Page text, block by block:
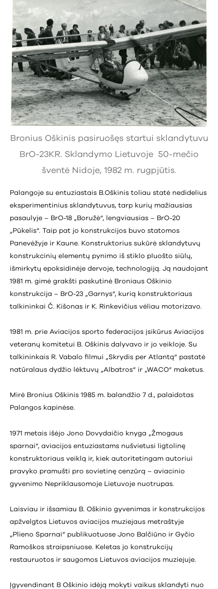
Bronius Oškinis pasiruošęs startui sklandytuvu
BrO-23KR. Sklandymo Lietuvoje 50-mečio
šventė Nidoje, 1982 m. rugpjūtis.
Palangoje su entuziastais B.Oškinis toliau statė nedidelius
eksperimentinius sklandytuvus, tarp kurių mažiausias
pasaulyje – BrO-18 „Boružė“, lengviausias – BrO-20
„Pūkelis“. Taip pat jo konstrukcijos buvo statomos
Panevėžyje ir Kaune. Konstruktorius sukūrė sklandytuvų
konstrukcinių elementų pynimo iš stiklo pluošto siūlų,
išmirkytų epoksidinėje dervoje, technologiją. Ją naudojant
1981 m. gimė grakšti paskutinė Broniaus Oškinio
konstrukcija – BrO-23 „Garnys“, kurią konstruktoriaus
talkininkai Č. Kišonas ir K. Rinkevičius vėliau motorizavo.
1981 m. prie Aviacijos sporto federacijos įsikūrus Aviacijos
veteranų komitetui B. Oškinis dalyvavo ir jo veikloje. Su
talkininkais R. Vabalo filmui „Skrydis per Atlantą“ pastatė
natūralaus dydžio lėktuvų „Albatros“ ir „WACO“ maketus.
Mirė Bronius Oškinis 1985 m. balandžio 7 d., palaidotas
Palangos kapinėse.
1971 metais išėjo Jono Dovydaičio knyga „Žmogaus
sparnai“, aviacijos entuziastams nušvietusi ligtolinę
konstruktoriaus veiklą ir, kiek autoritetingam autoriui
pravyko pramušti pro sovietinę cenzūrą – aviacinio
gyvenimo Nepriklausomoje Lietuvoje nuotrupas.
Laisviau ir išsamiau B. Oškinio gyvenimas ir konstrukcijos
apžvelgtos Lietuvos aviacijos muziejaus metraštyje
„Plieno Sparnai“ publikuotuose Jono Balčiūno ir Gyčio
Ramoškos straipsniuose. Keletas jo konstrukcijų
restauruotos ir saugomos Lietuvos aviacijos muziejuje.
Įgyvendinant B Oškinio idėją mokyti vaikus sklandyti nuo